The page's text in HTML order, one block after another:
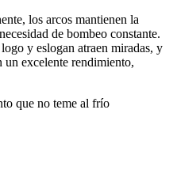
los arcos mantienen la
de bombeo constante.
y eslogan atraen miradas, y
un excelente rendimiento,
que no teme al frío